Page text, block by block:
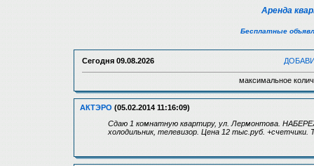
Аренда
Бесплатные
Сегодня 09.08.2026
максимальное
АКТЭРО (05.02.2014 11:16:09)
Сдаю 1 комнатную квартиру, ул. Лермонтова.
холодильник, телевизор. Цена 12 тыс.руб. +счетчики.